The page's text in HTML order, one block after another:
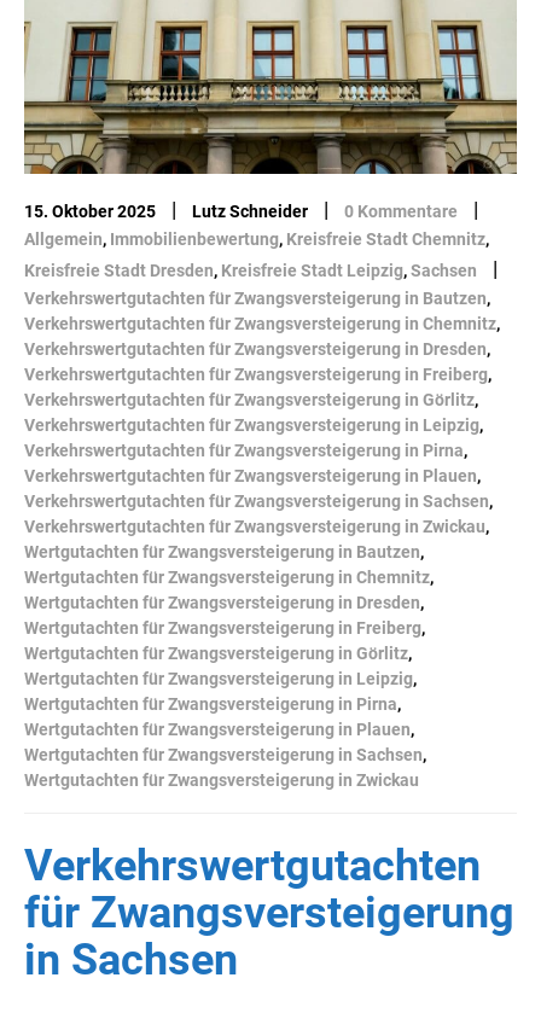
15. Oktober 2025 | Lutz Schneider | 0 Kommentare |
Allgemein, Immobilienbewertung, Kreisfreie Stadt Chemnitz,
Kreisfreie Stadt Dresden, Kreisfreie Stadt Leipzig,Sachsen |
Verkehrswertgutachten für Zwangsversteigerung in Bautzen,
Verkehrswertgutachten für Zwangsversteigerung in Chemnitz,
Verkehrswertgutachten für Zwangsversteigerung in Dresden,
Verkehrswertgutachten für Zwangsversteigerung in Freiberg,
Verkehrswertgutachten für Zwangsversteigerung in Görlitz,
Verkehrswertgutachten für Zwangsversteigerung in Leipzig,
Verkehrswertgutachten für Zwangsversteigerung in Pirna,
Verkehrswertgutachten für Zwangsversteigerung in Plauen,
Verkehrswertgutachten für Zwangsversteigerung in Sachsen,
Verkehrswertgutachten für Zwangsversteigerung in Zwickau,
Wertgutachten für Zwangsversteigerung in Bautzen,
Wertgutachten für Zwangsversteigerung in Chemnitz,
Wertgutachten für Zwangsversteigerung in Dresden,
Wertgutachten für Zwangsversteigerung in Freiberg,
Wertgutachten für Zwangsversteigerung in Görlitz,
Wertgutachten für Zwangsversteigerung in Leipzig,
Wertgutachten für Zwangsversteigerung in Pirna,
Wertgutachten für Zwangsversteigerung in Plauen,
Wertgutachten für Zwangsversteigerung in Sachsen,
Wertgutachten für Zwangsversteigerung in Zwickau
Verkehrswertgutachten
für Zwangsversteigerung
in Sachsen